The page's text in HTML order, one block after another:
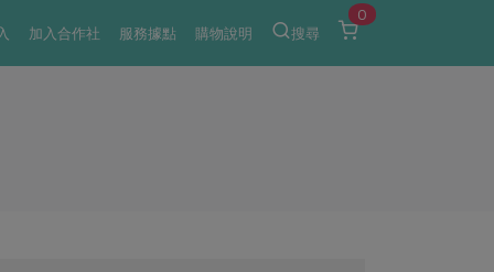
加入合作社 服務據點 購物說明 搜尋
0